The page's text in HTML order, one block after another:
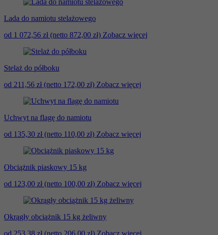
Lada do namiotu stelażowego
od 1 072,56 zł(netto 872,00 zł) Zobacz więcej
Stelaż do półboku
od 211,56 zł(netto 172,00 zł) Zobacz więcej
Uchwyt na flagę do namiotu
od 135,30 zł(netto 110,00 zł) Zobacz więcej
Obciążnik piaskowy 15 kg
od 123,00 zł(netto 100,00 zł) Zobacz więcej
Okrągły obciążnik 15 kg żeliwny